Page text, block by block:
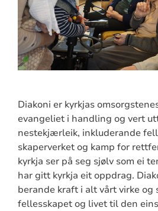
Diakoni er kyrkjas
evangeliet i handling og vert
nestekjærleik, inkluderande
skaperverket og kamp for
kyrkja ser på seg sjølv som ei
har gitt kyrkja eit oppdrag.
berande kraft i alt vårt virke og
fellesskapet og livet til den